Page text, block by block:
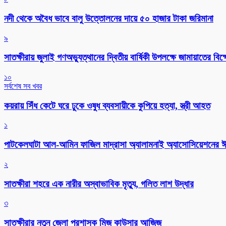
নদী থেকে অবৈধ ভাবে বালু উত্তোলনের দায়ে ৫০ হাজার টাকা জরিমানা
৯
সাতক্ষীরায় জুলাই গণঅভ্যুত্থানের দ্বিতীয় বার্ষিকী উপলক্ষে জামায়াতের
১০
সর্বশেষ সব খবর
কয়রায় সিঁধ কেটে ঘরে ঢুকে ওষুধ ব্যবসায়ীকে কুপিয়ে হত্যা, স্ত্রী আহত
১
পাটকেলঘাটা আল-আমিন ফাজিল মাদ্রাসা অ্যালামনাই অ্যাসোসিয়েশনের
২
সাতক্ষীরা শহরে এক নারীর অস্বাভাবিক মৃত্যু, গলিত লাশ উদ্ধার
৩
সাতক্ষীরার নতুন জেলা প্রশাসক মিজ কাউসার আজিজ